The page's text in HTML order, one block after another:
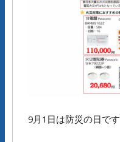
9月1日は防災の日です